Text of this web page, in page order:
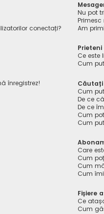
conectați?
înregistrez!
Nu pot
Primesc
Am
Ce
Cum
Cum
De ce
De ce
Cum
Cum
Care
Cum
Cum
Cum
Fișiere
Ce
Cum